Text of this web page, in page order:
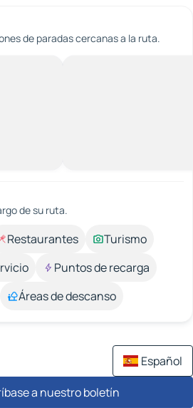
de paradas cercanas a la ruta.
de su ruta.
Restaurantes
Turismo
Puntos de recarga
Áreas de descanso
Español
a nuestro boletín